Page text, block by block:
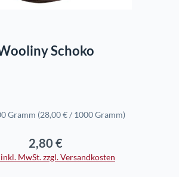
Schoko
Gramm (28,00 € / 1000 Gramm)
Regulärer Preis:
2,80 €
MwSt. zzgl. Versandkosten